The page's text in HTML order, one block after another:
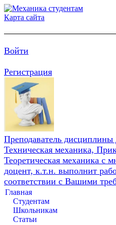
Карта сайта
Войти
Регистрация
Преподаватель
Техническая механика,
Теоретическая механика с
доцент, к.т.н. выполнит
соответствии с Вашими
Главная
Студентам
Школьникам
Статьи